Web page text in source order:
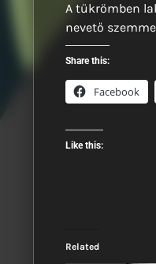
A tükrömben
nevető
Share this:
Facebook
Like this:
Related